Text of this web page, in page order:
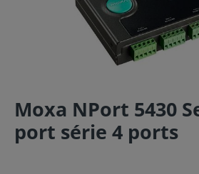
Moxa NPort 5430
port série 4 ports